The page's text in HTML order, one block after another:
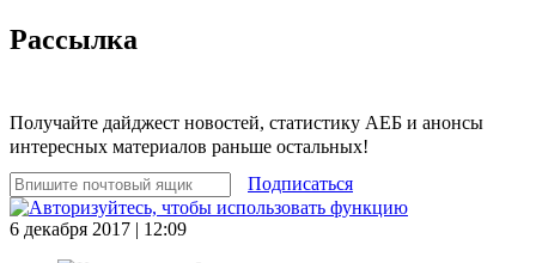
Рассылка
Получайте дайджест новостей, статистику АЕБ и анонсы
интересных материалов раньше остальных!
Подписаться
6 декабря 2017 | 12:09